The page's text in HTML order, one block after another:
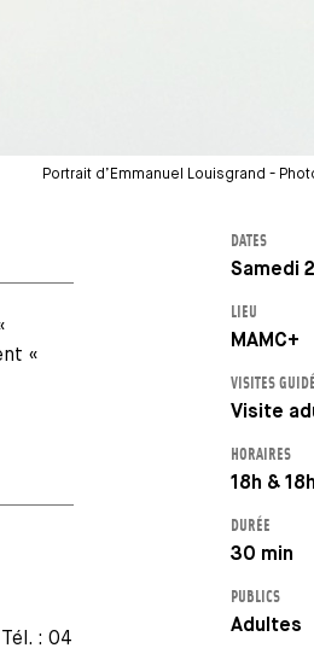
Portrait d’Emmanuel Louisgrand -
DATES
Samedi
LIEU
MAMC+
VISITES
Visite
HORAIRES
18h &
DURÉE
30 min
PUBLICS
Adultes
«
: 04